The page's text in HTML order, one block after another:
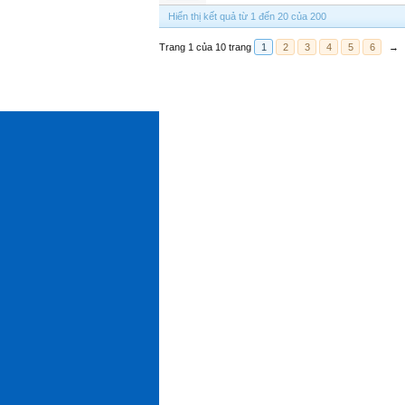
Hiển thị kết quả từ 1 đến 20 của 200
Trang 1 của 10 trang 1 2 3 4 5 6 →